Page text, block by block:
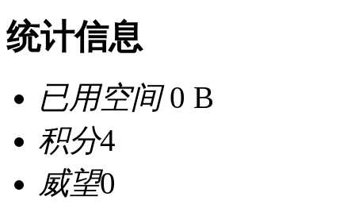
统计信息
已用空间0 B
积分4
威望0